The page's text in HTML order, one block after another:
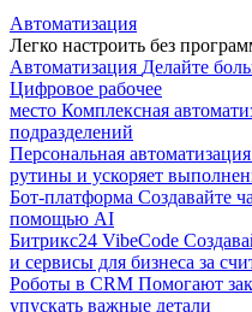
Автоматизация
Легко настроить без
Автоматизация Делайте
Цифровое рабочее
место Комплексная
подразделений
Персональная автоматизация
рутины и ускоряет
Бот-платформа Создавайте
помощью AI
Битрикс24 VibeCode
и сервисы для бизнеса за
Роботы в CRM Помогают
упускать важные детали